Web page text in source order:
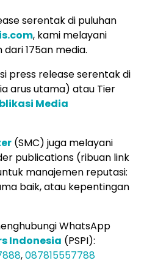
serentak di puluhan
, kami melayani
dari 175an media.
press release serentak di
arus utama) atau Tier
Media
(SMC) juga melayani
publications (ribuan link
manajemen reputasi:
baik, atau kepentingan
WhatsApp
Indonesia (PSPI):
,087815557788